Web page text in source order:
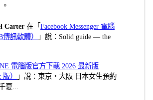
Carter 在「Facebook Messenger 電腦
訊軟體）
」說：Solid guide — the
電腦版官方下載 2026 最新版
版）
」說：東京・大阪 日本女生預約
夏...